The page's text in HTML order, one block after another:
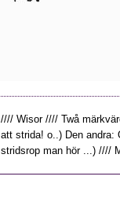
//// Wisor //// Twå
att strida! o..) Den andra:
stridsrop man hör ...) ////